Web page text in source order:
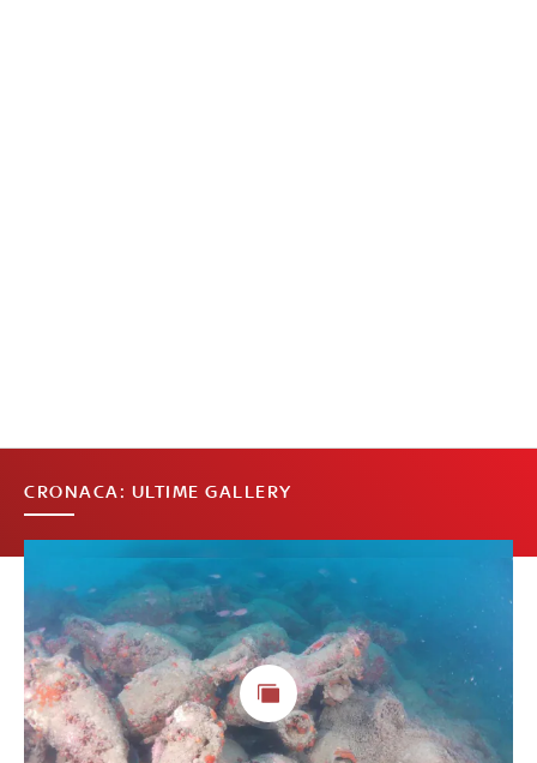
CRONACA: ULTIME GALLERY